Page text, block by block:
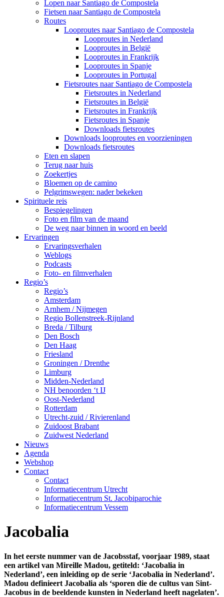
Lopen naar Santiago de Compostela
Fietsen naar Santiago de Compostela
Routes
Looproutes naar Santiago de Compostela
Looproutes in Nederland
Looproutes in België
Looproutes in Frankrijk
Looproutes in Spanje
Looproutes in Portugal
Fietsroutes naar Santiago de Compostela
Fietsroutes in Nederland
Fietsroutes in België
Fietsroutes in Frankrijk
Fietsroutes in Spanje
Downloads fietsroutes
Downloads looproutes en voorzieningen
Downloads fietsroutes
Eten en slapen
Terug naar huis
Zoekertjes
Bloemen op de camino
Pelgrimswegen: nader bekeken
Spirituele reis
Bespiegelingen
Foto en film van de maand
De weg naar binnen in woord en beeld
Ervaringen
Ervaringsverhalen
Weblogs
Podcasts
Foto- en filmverhalen
Regio’s
Regio’s
Amsterdam
Arnhem / Nijmegen
Regio Bollenstreek-Rijnland
Breda / Tilburg
Den Bosch
Den Haag
Friesland
Groningen / Drenthe
Limburg
Midden-Nederland
NH benoorden ‘t IJ
Oost-Nederland
Rotterdam
Utrecht-zuid / Rivierenland
Zuidoost Brabant
Zuidwest Nederland
Nieuws
Agenda
Webshop
Contact
Contact
Informatiecentrum Utrecht
Informatiecentrum St. Jacobiparochie
Informatiecentrum Vessem
Jacobalia
In het eerste nummer van de Jacobsstaf, voorjaar 1989, staat
een artikel van Mireille Madou, getiteld: ‘Jacobalia in
Nederland’, een inleiding op de serie ‘Jacobalia in Nederland’.
Madou definieert Jacobalia als ‘sporen die de cultus van Sint-
Jacobus in de beeldende kunsten in Nederland heeft nagelaten’.